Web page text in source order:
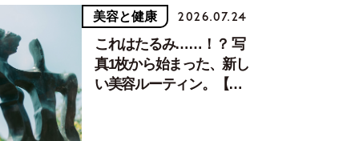
美容と健康 2026.07.24
これはたるみ……！？ 写
真1枚から始まった、新し
い美容ルーティン。【中